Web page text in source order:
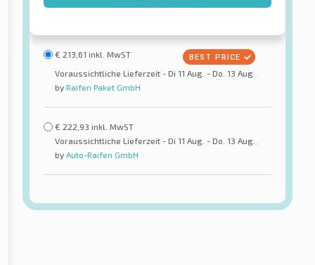
€ 213,61 inkl. MwST
Voraussichtliche Lieferzeit - Di 11 Aug. - Do. 13 Aug.
by Raifen Paket GmbH
€ 222,93 inkl. MwST
Voraussichtliche Lieferzeit - Di 11 Aug. - Do. 13 Aug.
by Auto-Raifen GmbH